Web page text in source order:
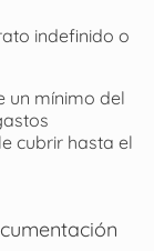
indefinido o
un mínimo del
cubrir hasta el